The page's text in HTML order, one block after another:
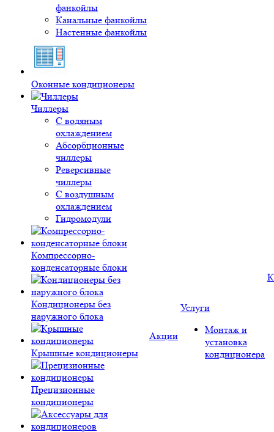
фанкойлы
Канальные фанкойлы
Настенные фанкойлы
Оконные кондиционеры
Чиллеры
С водяным
охлаждением
Абсорбционные
чиллеры
Реверсивные
чиллеры
С воздушным
охлаждением
Гидромодули
Компрессорно-
конденсаторные блоки
Кондиционеры без
наружного блока
Крышные кондиционеры
Прецизионные
кондиционеры
Акции
Услуги
Монтаж и
установка
кондиционера